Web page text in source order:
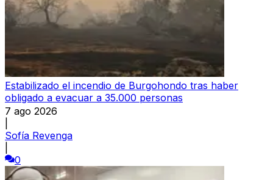
Estabilizado el incendio de Burgohondo tras haber
obligado a evacuar a 35.000 personas
7 ago 2026
Sofía Revenga
0